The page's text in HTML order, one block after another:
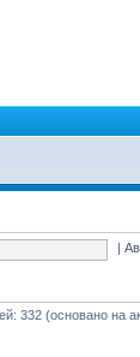
|
332 (основано на